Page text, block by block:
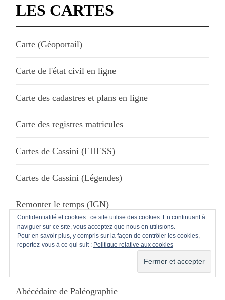
LES CARTES
Carte (Géoportail)
Carte de l'état civil en ligne
Carte des cadastres et plans en ligne
Carte des registres matricules
Cartes de Cassini (EHESS)
Cartes de Cassini (Légendes)
Remonter le temps (IGN)
PALÉOGRAPHIE
Abécédaire de Paléographie
Confidentialité et cookies : ce site utilise des cookies. En continuant à
naviguer sur ce site, vous acceptez que nous en utilisions.
Pour en savoir plus, y compris sur la façon de contrôler les cookies,
reportez-vous à ce qui suit : Politique relative aux cookies